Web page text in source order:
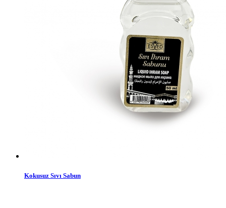
Kokusuz Sıvı Sabun